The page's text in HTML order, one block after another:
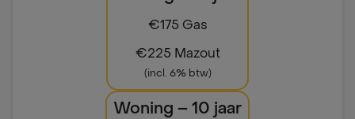
€175 Gas
€225 Mazout
(incl. 6% btw)
Woning – 10 jaar